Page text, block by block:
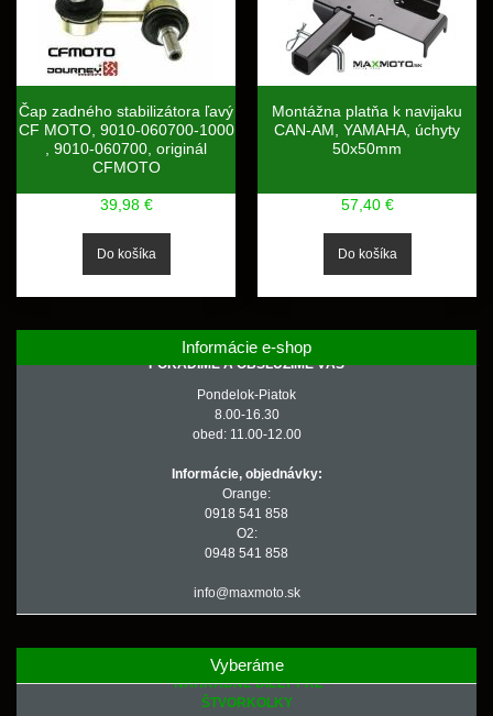
Čap zadného stabilizátora ľavý
CF MOTO, 9010-060700-1000
, 9010-060700, originál
CFMOTO
39,98 €
Montážna platňa k navijaku
CAN-AM, YAMAHA, úchyty
50x50mm
57,40 €
Informácie e-shop
PORADÍME A OBSLÚŽIME VÁS
Pondelok-Piatok
8.00-16.30
obed: 11.00-12.00
Informácie, objednávky:
Orange:
0918 541 858
O2:
0948 541 858
info@maxmoto.sk
Vyberáme
NÁHRADNÉ DIELY PRE
ŠTVORKOLKY